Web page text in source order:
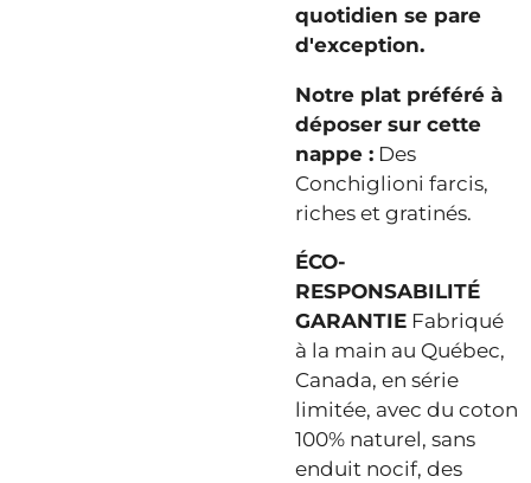
quotidien se pare
d'exception.
Notre plat préféré à
déposer sur cette
nappe : Des
Conchiglioni farcis,
riches et gratinés.
ÉCO-
RESPONSABILITÉ
GARANTIE Fabriqué
à la main au Québec,
Canada, en série
limitée, avec du coton
100% naturel, sans
enduit nocif, des